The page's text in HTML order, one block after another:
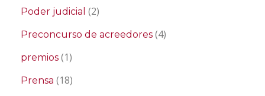
Poder judicial (2)
Preconcurso de acreedores (4)
premios (1)
Prensa (18)